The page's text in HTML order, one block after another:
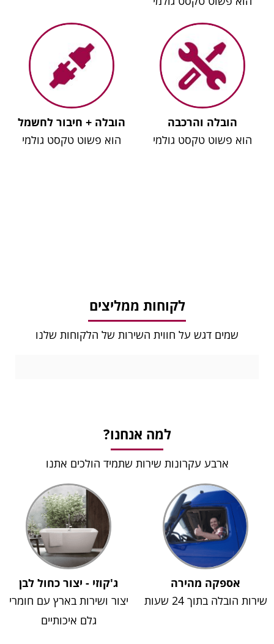
הובלה והרכבה
הוא פשוט טקסט גולמי
הובלה + חיבור לחשמל
הוא פשוט טקסט גולמי
לקוחות ממליצים
שמים דגש על חווית השירות של הלקוחות שלנו
למה אנחנו?
ארבע עקרונות שירות שתמיד הולכים אתנו
אספקה מהירה
שירות הובלה בתוך 24 שעות
ג'קוזי - יצור כחול לבן
יצור ושירות בארץ עם חומרי
גלם איכותיים